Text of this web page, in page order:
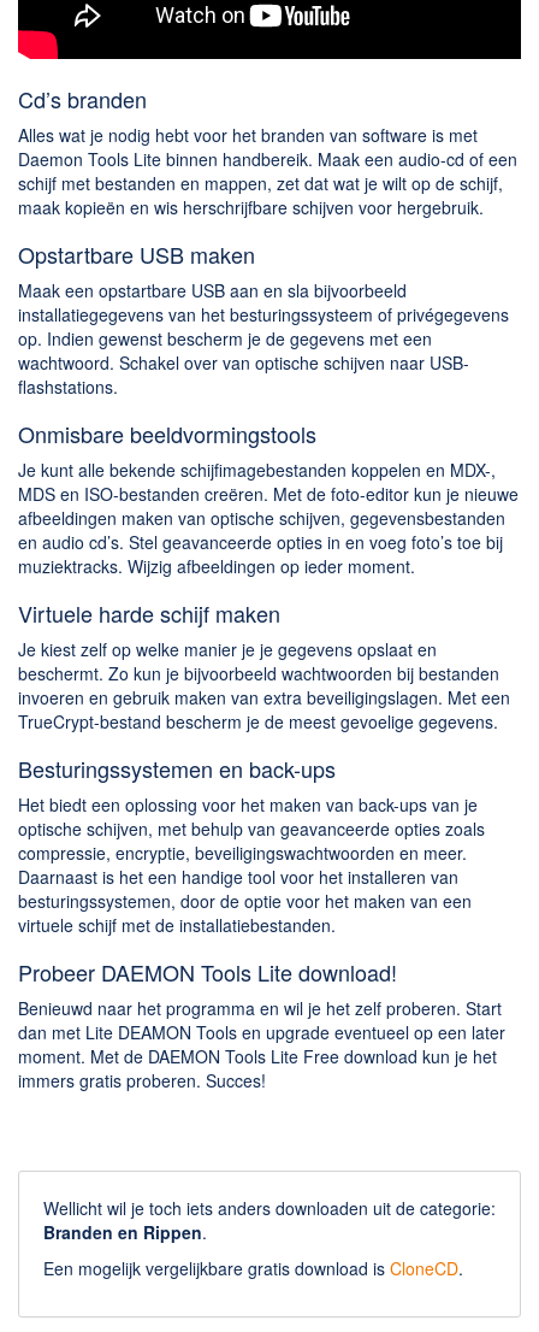
Cd’s branden
Alles wat je nodig hebt voor het branden van software is met
Daemon Tools Lite binnen handbereik. Maak een audio-cd of een
schijf met bestanden en mappen, zet dat wat je wilt op de schijf,
maak kopieën en wis herschrijfbare schijven voor hergebruik.
Opstartbare USB maken
Maak een opstartbare USB aan en sla bijvoorbeeld
installatiegegevens van het besturingssysteem of privégegevens
op. Indien gewenst bescherm je de gegevens met een
wachtwoord. Schakel over van optische schijven naar USB-
flashstations.
Onmisbare beeldvormingstools
Je kunt alle bekende schijfimagebestanden koppelen en MDX-,
MDS en ISO-bestanden creëren. Met de foto-editor kun je nieuwe
afbeeldingen maken van optische schijven, gegevensbestanden
en audio cd’s. Stel geavanceerde opties in en voeg foto’s toe bij
muziektracks. Wijzig afbeeldingen op ieder moment.
Virtuele harde schijf maken
Je kiest zelf op welke manier je je gegevens opslaat en
beschermt. Zo kun je bijvoorbeeld wachtwoorden bij bestanden
invoeren en gebruik maken van extra beveiligingslagen. Met een
TrueCrypt-bestand bescherm je de meest gevoelige gegevens.
Besturingssystemen en back-ups
Het biedt een oplossing voor het maken van back-ups van je
optische schijven, met behulp van geavanceerde opties zoals
compressie, encryptie, beveiligingswachtwoorden en meer.
Daarnaast is het een handige tool voor het installeren van
besturingssystemen, door de optie voor het maken van een
virtuele schijf met de installatiebestanden.
Probeer DAEMON Tools Lite download!
Benieuwd naar het programma en wil je het zelf proberen. Start
dan met Lite DEAMON Tools en upgrade eventueel op een later
moment. Met de DAEMON Tools Lite Free download kun je het
immers gratis proberen. Succes!
Wellicht wil je toch iets anders downloaden uit de categorie:
Branden en Rippen.
Een mogelijk vergelijkbare gratis download is CloneCD.